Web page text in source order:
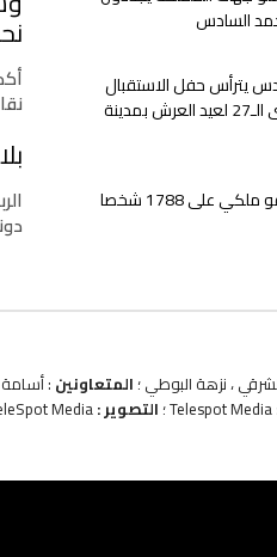
السادس
يترأس حفل الاستقبال
الرسمي بمناسبة الذكرى الـ27 لعيد العرش بمدينة
على 1788 شخصا
، نزهة البوطي ؛ المتعاونين : أسامة
Telespot Media ؛ التصوير :Media